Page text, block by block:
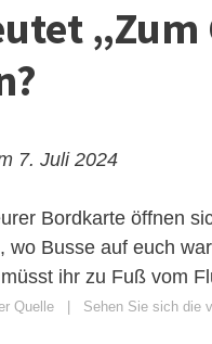
7. Juli 2024
Bordkarte öffnen
wo Busse auf euch
ihr zu Fuß vom
Quelle Sehen Sie sich die